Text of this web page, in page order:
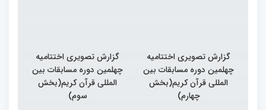
گزارش تصویری اختتامیه
چهلمین دوره مسابقات بین
المللی قرآن کریم(بخش
چهارم)
گزارش تصویری اختتامیه
چهلمین دوره مسابقات بین
المللی قرآن کریم(بخش
سوم)